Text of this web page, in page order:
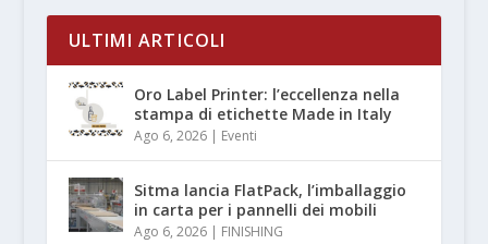
ULTIMI ARTICOLI
Oro Label Printer: l’eccellenza nella
stampa di etichette Made in Italy
Ago 6, 2026| Eventi
Sitma lancia FlatPack, l’imballaggio
in carta per i pannelli dei mobili
Ago 6, 2026| FINISHING